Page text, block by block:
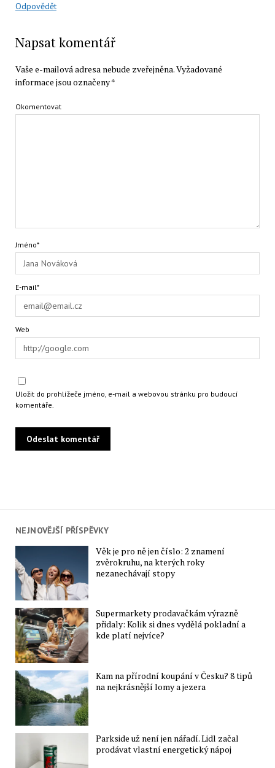
Odpovědět
Napsat komentář
Vaše e-mailová adresa nebude zveřejněna.Vyžadované
informace jsou označeny*
Okomentovat
Jméno*
E-mail*
Web
Uložit do prohlížeče jméno, e-mail a webovou stránku pro budoucí
komentáře.
NEJNOVĚJŠÍ PŘÍSPĚVKY
Věk je pro ně jen číslo: 2 znamení
zvěrokruhu, na kterých roky
nezanechávají stopy
Supermarkety prodavačkám výrazně
přidaly: Kolik si dnes vydělá pokladní a
kde platí nejvíce?
Kam na přírodní koupání v Česku? 8 tipů
na nejkrásnější lomy a jezera
Parkside už není jen nářadí. Lidl začal
prodávat vlastní energetický nápoj